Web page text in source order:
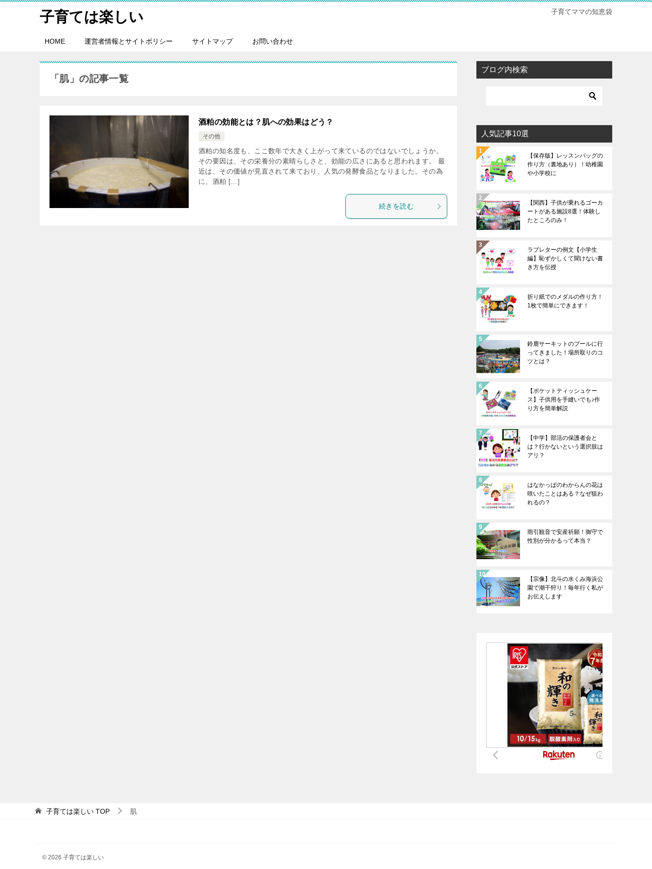
子育ては楽しい 子育てママの知恵袋
HOME 運営者情報とサイトポリシー サイトマップ お問い合わせ
「肌」の記事一覧
酒粕の効能とは？肌への効果はどう？
その他
酒粕の知名度も、ここ数年で大きく上がって来ているのではないでしょうか。
その要因は、その栄養分の素晴らしさと、効能の広さにあると思われます。 最
近は、その価値が見直されて来ており、人気の発酵食品となりました。その為
に、酒粕 […]
続きを読む
ブログ内検索
人気記事10選
【保存版】レッスンバッグの
作り方（裏地あり）！幼稚園
や小学校に
【関西】子供が乗れるゴーカ
ートがある施設8選！体験し
たところのみ！
ラブレターの例文【小学生
編】恥ずかしくて聞けない書
き方を伝授
折り紙でのメダルの作り方！
1枚で簡単にできます！
鈴鹿サーキットのプールに行
ってきました！場所取りのコ
ツとは？
【ポケットティッシュケー
ス】子供用を手縫いでも♪作
り方を簡単解説
【中学】部活の保護者会と
は？行かないという選択肢は
アリ？
はなかっぱのわからんの花は
咲いたことはある？なぜ狙わ
れるの？
雨引観音で安産祈願！御守で
性別が分かるって本当？
【宗像】北斗の水くみ海浜公
園で潮干狩り！毎年行く私が
お伝えします
子育ては楽しい TOP 肌
© 2026 子育ては楽しい